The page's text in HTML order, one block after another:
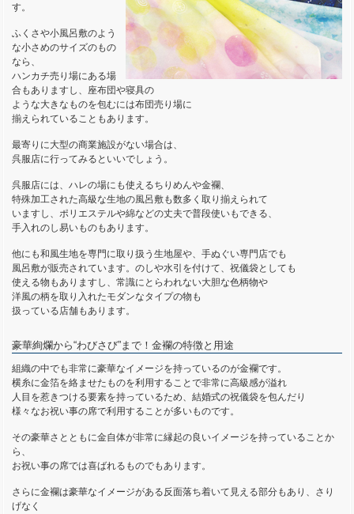
す。
ふくさや小風呂敷のよう
な小さめのサイズのもの
なら、
ハンカチ売り場にある場
合もありますし、座布団や寝具の
ような大きなものを包むには布団売り場に
揃えられていることもあります。
最寄りに大型の商業施設がない場合は、
呉服店に行ってみるといいでしょう。
呉服店には、ハレの場にも使えるちりめんや金襴、
特殊加工された高級な生地の風呂敷も数多く取り揃えられて
いますし、ポリエステルや綿などの丈夫で普段使いもできる、
手入れのし易いものもあります。
他にも和風生地を専門に取り扱う生地屋や、手ぬぐい専門店でも
風呂敷が販売されています。のしや水引を付けて、祝儀袋としても
使える物もありますし、常識にとらわれない大胆な色柄物や
洋風の柄を取り入れたモダンなタイプの物も
扱っている店舗もあります。
豪華絢爛から“わびさび”まで！金襴の特徴と用途
組織の中でも非常に豪華なイメージを持っているのが金襴です。
横糸に金箔を絡ませたものを利用することで非常に高級感が溢れ
人目を惹きつける要素を持っているため、結婚式の祝儀袋を包んだり
様々なお祝い事の席で利用することが多いものです。
その豪華さとともに金自体が非常に縁起の良いイメージを持っていることか
ら、
お祝い事の席では喜ばれるものでもあります。
さらに金襴は豪華なイメージがある反面落ち着いて見える部分もあり、さり
げなく